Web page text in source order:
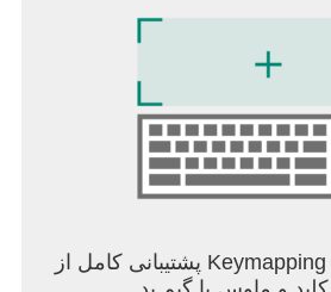
پشتیبانی کامل از Keymapping برای کنترل دقیق